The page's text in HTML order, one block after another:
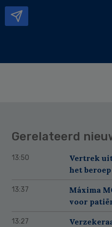
Gerelateerd
13:50
Vertrek
het beroep
13:37
Máxima
voor
13:27